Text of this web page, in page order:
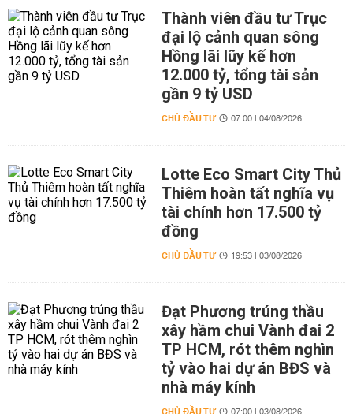
Thành viên đầu tư Trục
đại lộ cảnh quan sông
Hồng lãi lũy kế hơn
12.000 tỷ, tổng tài sản
gần 9 tỷ USD
CHỦ ĐẦU TƯ 07:00 | 04/08/2026
Lotte Eco Smart City Thủ
Thiêm hoàn tất nghĩa vụ
tài chính hơn 17.500 tỷ
đồng
CHỦ ĐẦU TƯ 19:53 | 03/08/2026
Đạt Phương trúng thầu
xây hầm chui Vành đai 2
TP HCM, rót thêm nghìn
tỷ vào hai dự án BĐS và
nhà máy kính